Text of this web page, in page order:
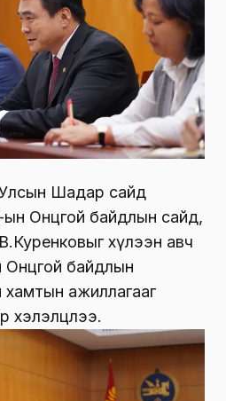
Улсын Шадар сайд
Онцгой байдлын сайд,
хүлээн авч
Онцгой байдлын
ажиллагааг
хэлэлцлээ.